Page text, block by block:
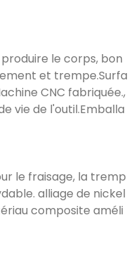
le corps, bon
et trempe.Surfa
CNC fabriquée.,
vie de l'outil.Emballa
le fraisage, la tremp
alliage de nickel
composite améli